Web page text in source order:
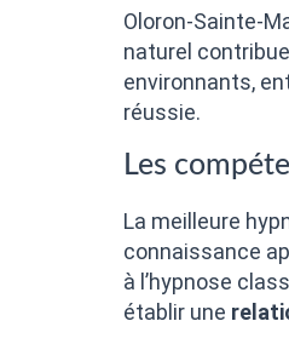
Oloron-Sainte-
naturel
environnants,
réussie.
Les
La meilleure
connaissance
à l’hypnose
établir une